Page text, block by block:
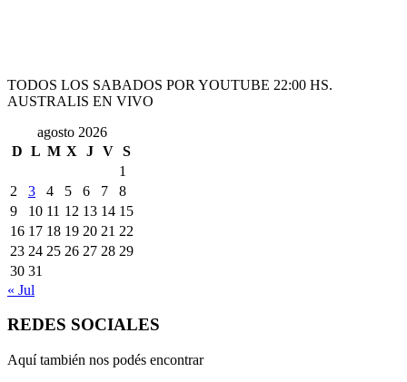
TODOS LOS SABADOS POR YOUTUBE 22:00 HS.
AUSTRALIS EN VIVO
agosto 2026
D L M X J V S
1
2
3 4 5 6 7
8
9
10 11 12 13 14 15
16 17 18 19 20 21 22
23 24 25 26 27 28 29
30 31
« Jul
REDES SOCIALES
Aquí también nos podés encontrar